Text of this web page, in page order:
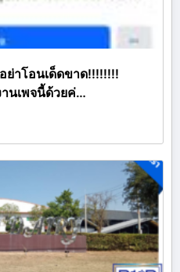
ย่าโอนเด็ดขาด!!!!!!!!
นเพจนี้ด้วยค่…